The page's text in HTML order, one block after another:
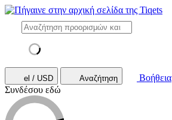
el / USD Αναζήτηση
Βοήθεια
Συνδέσου εδώ